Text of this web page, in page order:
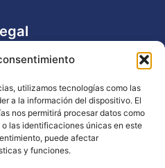
utilizamos tecnologías como las
a la información del dispositivo. El
nos permitirá procesar datos como
las identificaciones únicas en este
puede afectar
y funciones.
legal
accesibilidad
cookies (UE)